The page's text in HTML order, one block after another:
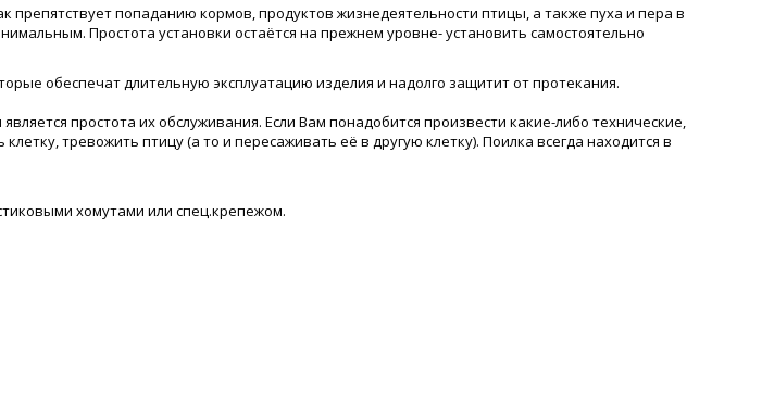
препятствует попаданию кормов, продуктов жизнедеятельности птицы, а также пуха и пера в
Простота установки остаётся на прежнем уровне- установить самостоятельно
обеспечат длительную эксплуатацию изделия и надолго защитит от протекания.
простота их обслуживания. Если Вам понадобится произвести какие-либо технические,
тревожить птицу (а то и пересаживать её в другую клетку). Поилка всегда находится в
хомутами или спец.крепежом.